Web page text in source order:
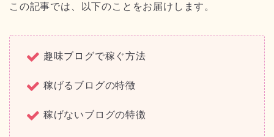
この記事では、以下のことをお届けします。
趣味ブログで稼ぐ方法
稼げるブログの特徴
稼げないブログの特徴